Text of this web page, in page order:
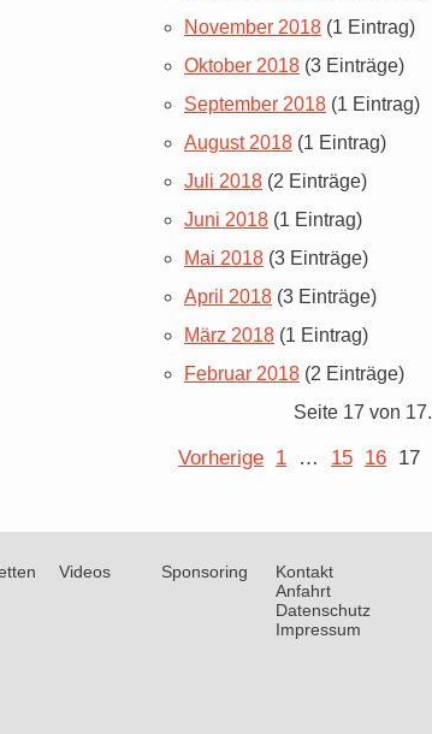
November 2018 (1 Eintrag)
Oktober 2018 (3 Einträge)
September 2018 (1 Eintrag)
August 2018 (1 Eintrag)
Juli 2018 (2 Einträge)
Juni 2018 (1 Eintrag)
Mai 2018 (3 Einträge)
April 2018 (3 Einträge)
März 2018 (1 Eintrag)
Februar 2018 (2 Einträge)
Seite 17 von 17.
Vorherige 1 … 15 16 17
Videos Sponsoring
Kontakt
Anfahrt
Datenschutz
Impressum